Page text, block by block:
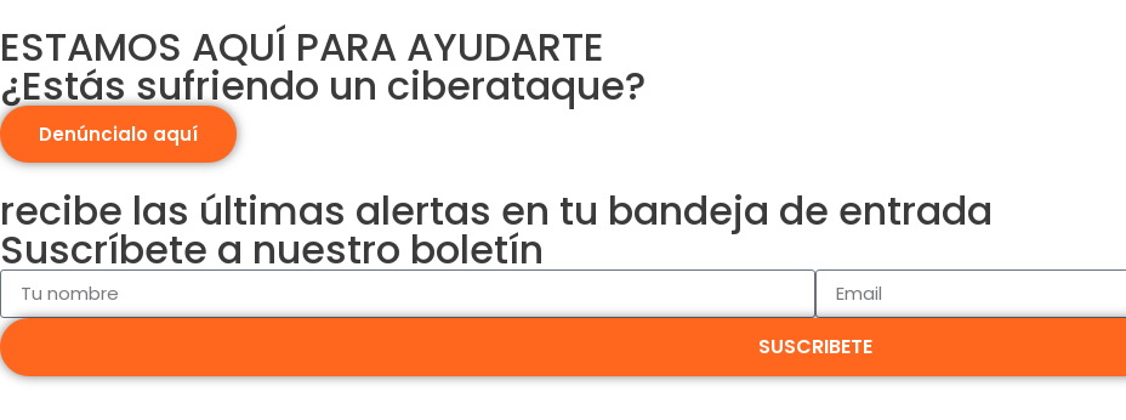
ESTAMOS AQUÍ PARA AYUDARTE
¿Estás sufriendo un ciberataque?
Denúncialo aquí
recibe las últimas alertas en tu bandeja de entrada
Suscríbete a nuestro boletín
SUSCRIBETE